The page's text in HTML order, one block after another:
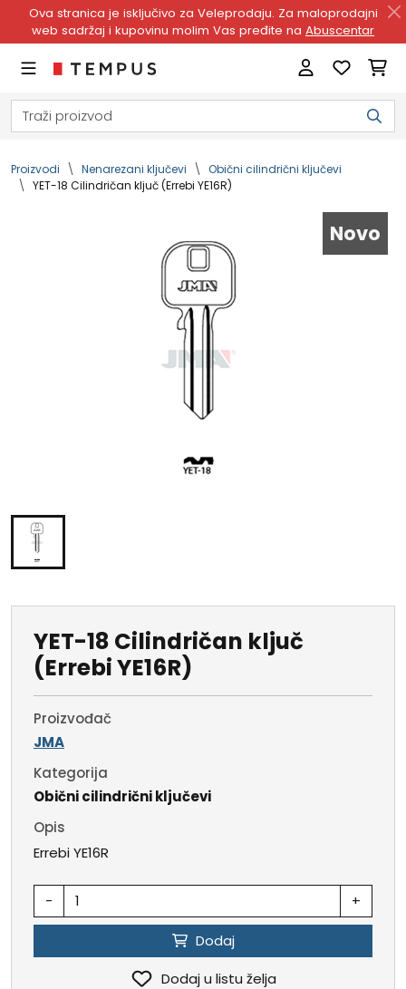
Ova stranica je isključivo za Veleprodaju. Za maloprodajni
web sadržaj i kupovinu molim Vas pređite na Abuscentar
Proizvodi Nenarezani ključevi
Obični cilindrični ključevi
YET-18 Cilindričan ključ (Errebi YE16R)
Novo
YET-18 Cilindričan ključ
(Errebi YE16R)
Proizvođač
JMA
Kategorija
Obični cilindrični ključevi
Opis
Errebi YE16R
- +
Dodaj
Dodaj u listu želja